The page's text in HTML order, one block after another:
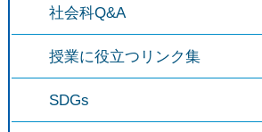
社会科Q&A
授業に役立つリンク集
SDGs